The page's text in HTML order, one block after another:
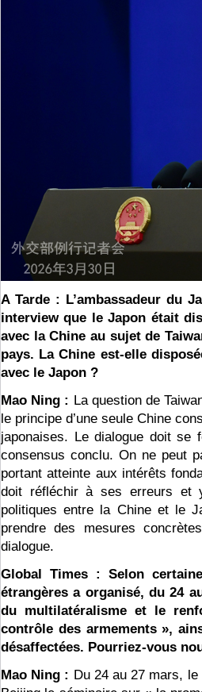
A Tarde : L’ambassadeur du
interview que le Japon était
avec la Chine au sujet de
pays. La Chine est-elle
avec le Japon ?
Mao Ning : La question de
le principe d’une seule Chine
japonaises. Le dialogue doit
consensus conclu. On ne peut
portant atteinte aux intérêts
doit réfléchir à ses erreurs et
politiques entre la Chine et le
prendre des mesures
dialogue.
Global Times : Selon
étrangères a organisé, du 24
du multilatéralisme et le
contrôle des armements »,
désaffectées. Pourriez-vous
Mao Ning : Du 24 au 27 mars,